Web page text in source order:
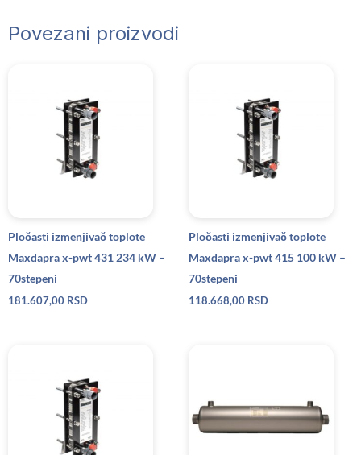
Povezani proizvodi
Pločasti izmenjivač toplote
Maxdapra x-pwt 431 234 kW –
70stepeni
181.607,00 RSD
Pločasti izmenjivač toplote
Maxdapra x-pwt 415 100 kW –
70stepeni
118.668,00 RSD